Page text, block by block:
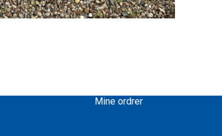
Mine ordrer